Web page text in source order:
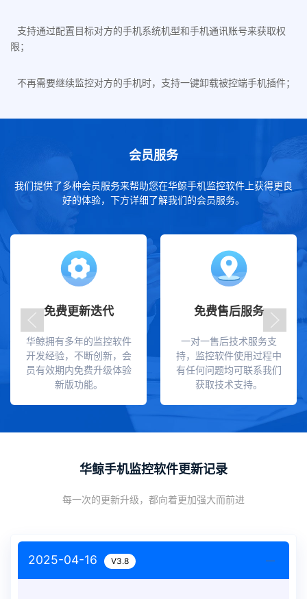
支持通过配置目标对方的手机系统机型和手机通讯账号来获取权
限；
不再需要继续监控对方的手机时，支持一键卸载被控端手机插件；
会员服务
我们提供了多种会员服务来帮助您在华鲸手机监控软件上获得更良
好的体验，下方详细了解我们的会员服务。
免费更新迭代
华鲸拥有多年的监控软件
开发经验，不断创新，会
员有效期内免费升级体验
新版功能。
免费售后服务
一对一售后技术服务支
持，监控软件使用过程中
有任何问题均可联系我们
获取技术支持。
华鲸手机监控软件更新记录
每一次的更新升级，都向着更加强大而前进
2025-04-16 V3.8